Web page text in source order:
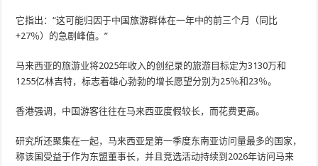
它指出：“这可能归因于中国旅游群体在一年中的前三个月（同比
+27％）的急剧峰值。”
马来西亚的旅游业将2025年收入的创纪录的旅游目标定为3130万和
1255亿林吉特，标志着雄心勃勃的增长愿望分别为25％和23％。
香港强调，中国游客往往在马来西亚度假较长，而花费更高。
研究所还聚集在一起，马来西亚是第一季度东南亚访问量最多的国家，
称该国受益于作为东盟董事长，并且竞选活动持续到2026年访问马来